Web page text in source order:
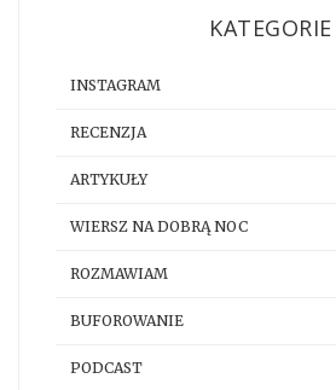
KATEGORIE
INSTAGRAM
RECENZJA
ARTYKUŁY
WIERSZ NA DOBRĄ NOC
ROZMAWIAM
BUFOROWANIE
PODCAST